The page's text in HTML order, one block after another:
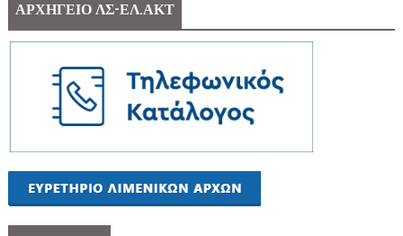
ΑΡΧΗΓΕΙΟ ΛΣ-ΕΛ.ΑΚΤ